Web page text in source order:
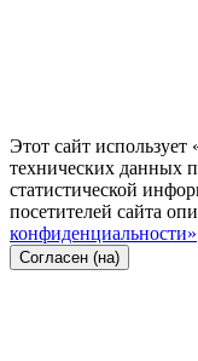
Этот сайт использует
технических данных
статистической
посетителей сайта
конфиденциальности»
Согласен (на)